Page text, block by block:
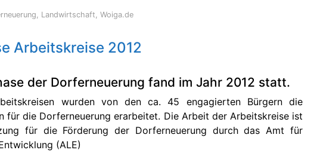
, Landwirtschaft,Woiga.de
Arbeitskreise 2012
der Dorferneuerung fand im Jahr 2012 statt.
wurden von den ca. 45 engagierten Bürgern die
für die Dorferneuerung erarbeitet. Die Arbeit der Arbeitskreise ist
für die Förderung der Dorferneuerung durch das Amt für
(ALE)